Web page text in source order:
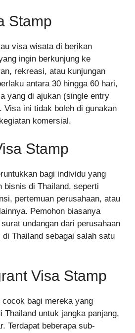
Stamp
visa wisata di berikan
ingin berkunjung ke
rekreasi, atau kunjungan
antara 30 hingga 60 hari,
yang di ajukan (single entry
Visa ini tidak boleh di gunakan
komersial.
Stamp
bagi individu yang
bisnis di Thailand, seperti
pertemuan perusahaan, atau
Pemohon biasanya
undangan dari perusahaan
Thailand sebagai salah satu
Visa Stamp
bagi mereka yang
Thailand untuk jangka panjang,
Terdapat beberapa sub-